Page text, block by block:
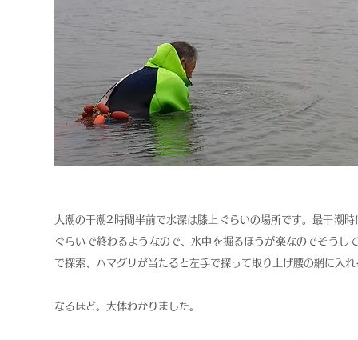
大潮の干潮2時間半前で水深は膝上ぐらいの場所です。最干潮
ぐらいで終わるようなので、水中を掘るほうが楽なのでそう
で探索、ハマグリが当たると左手で探って取り上げ腰の網に入
なるほど。大体わかりました。